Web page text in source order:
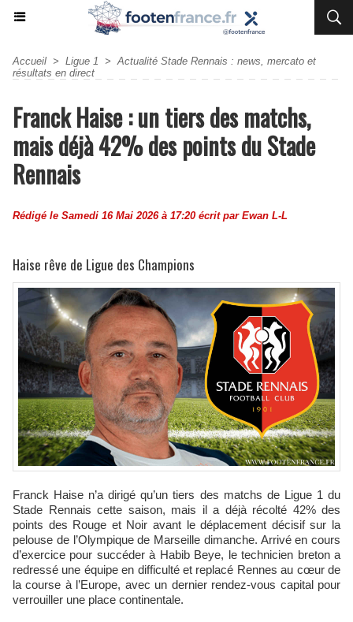
Accueil > Ligue 1 > Actualité Stade Rennais : news, mercato et
résultats en direct
Franck Haise : un tiers des matchs,
mais déjà 42% des points du Stade
Rennais
Rédigé le Samedi 16 Mai 2026 à 17:20 écrit par Ewan L-L
Haise rêve de Ligue des Champions
Franck Haise n’a dirigé qu’un tiers des matchs de Ligue 1 du
Stade Rennais cette saison, mais il a déjà récolté 42% des
points des Rouge et Noir avant le déplacement décisif sur la
pelouse de l’Olympique de Marseille dimanche. Arrivé en cours
d’exercice pour succéder à Habib Beye, le technicien breton a
redressé une équipe en difficulté et replacé Rennes au cœur de
la course à l’Europe, avec un dernier rendez-vous capital pour
verrouiller une place continentale.